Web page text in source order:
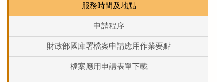
服務時間及地點
申請程序
財政部國庫署檔案申請應用作業要點
檔案應用申請表單下載